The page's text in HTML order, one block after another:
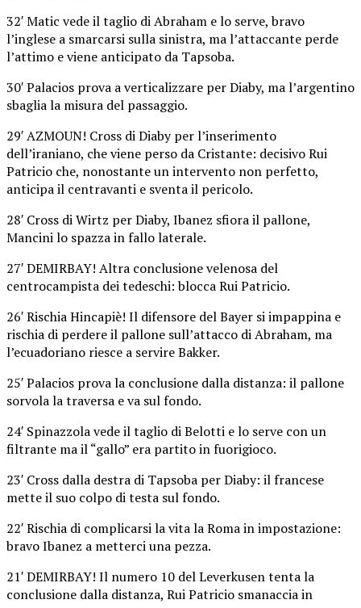
32′ Matic vede il taglio di Abraham e lo serve, bravo
l’inglese a smarcarsi sulla sinistra, ma l’attaccante perde
l’attimo e viene anticipato da Tapsoba.
30′ Palacios prova a verticalizzare per Diaby, ma l’argentino
sbaglia la misura del passaggio.
29′ AZMOUN! Cross di Diaby per l’inserimento
dell’iraniano, che viene perso da Cristante: decisivo Rui
Patricio che, nonostante un intervento non perfetto,
anticipa il centravanti e sventa il pericolo.
28′ Cross di Wirtz per Diaby, Ibanez sfiora il pallone,
Mancini lo spazza in fallo laterale.
27′ DEMIRBAY! Altra conclusione velenosa del
centrocampista dei tedeschi: blocca Rui Patricio.
26′ Rischia Hincapiè! Il difensore del Bayer si impappina e
rischia di perdere il pallone sull’attacco di Abraham, ma
l’ecuadoriano riesce a servire Bakker.
25′ Palacios prova la conclusione dalla distanza: il pallone
sorvola la traversa e va sul fondo.
24′ Spinazzola vede il taglio di Belotti e lo serve con un
filtrante ma il “gallo” era partito in fuorigioco.
23′ Cross dalla destra di Tapsoba per Diaby: il francese
mette il suo colpo di testa sul fondo.
22′ Rischia di complicarsi la vita la Roma in impostazione:
bravo Ibanez a metterci una pezza.
21′ DEMIRBAY! Il numero 10 del Leverkusen tenta la
conclusione dalla distanza, Rui Patricio smanaccia in